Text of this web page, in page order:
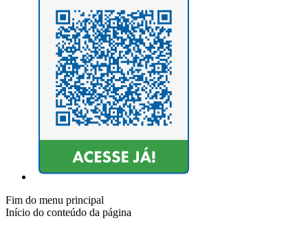
Fim do menu principal
Início do conteúdo da página